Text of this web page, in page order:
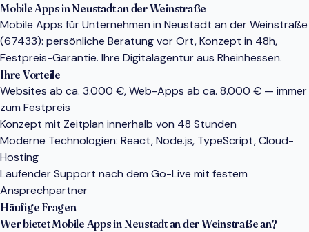
Mobile Apps in Neustadt an der Weinstraße
Mobile Apps für Unternehmen in Neustadt an der Weinstraße
(67433): persönliche Beratung vor Ort, Konzept in 48h,
Festpreis-Garantie. Ihre Digitalagentur aus Rheinhessen.
Ihre Vorteile
Websites ab ca. 3.000 €, Web-Apps ab ca. 8.000 € — immer
zum Festpreis
Konzept mit Zeitplan innerhalb von 48 Stunden
Moderne Technologien: React, Node.js, TypeScript, Cloud-
Hosting
Laufender Support nach dem Go-Live mit festem
Ansprechpartner
Häufige Fragen
Wer bietet Mobile Apps in Neustadt an der Weinstraße an?